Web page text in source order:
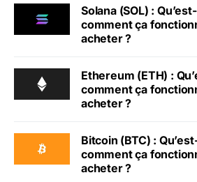
Solana (SOL) :
comment ça
acheter ?
Ethereum (ETH) :
comment ça
acheter ?
Bitcoin (BTC) :
comment ça
acheter ?